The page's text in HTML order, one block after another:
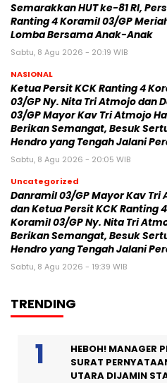
Semarakkan HUT ke-81 RI,
Ranting 4 Koramil 03/GP
Lomba Bersama Anak-Anak
Sabtu, 8 Agu 2026 - 20:19 WIB
NASIONAL
Ketua Persit KCK Ranting 4
03/GP Ny. Nita Tri Atmojo dan
03/GP Mayor Kav Tri Atmojo
Berikan Semangat, Besuk
Hendro yang Tengah Jalani
Sabtu, 8 Agu 2026 - 20:05 WIB
Uncategorized
Danramil 03/GP Mayor Kav Tri
dan Ketua Persit KCK Ranting 4
Koramil 03/GP Ny. Nita Tri
Berikan Semangat, Besuk
Hendro yang Tengah Jalani
Sabtu, 8 Agu 2026 - 19:39 WIB
TRENDING
HEBOH! MANAGER
SURAT
UTARA DIJAMIN